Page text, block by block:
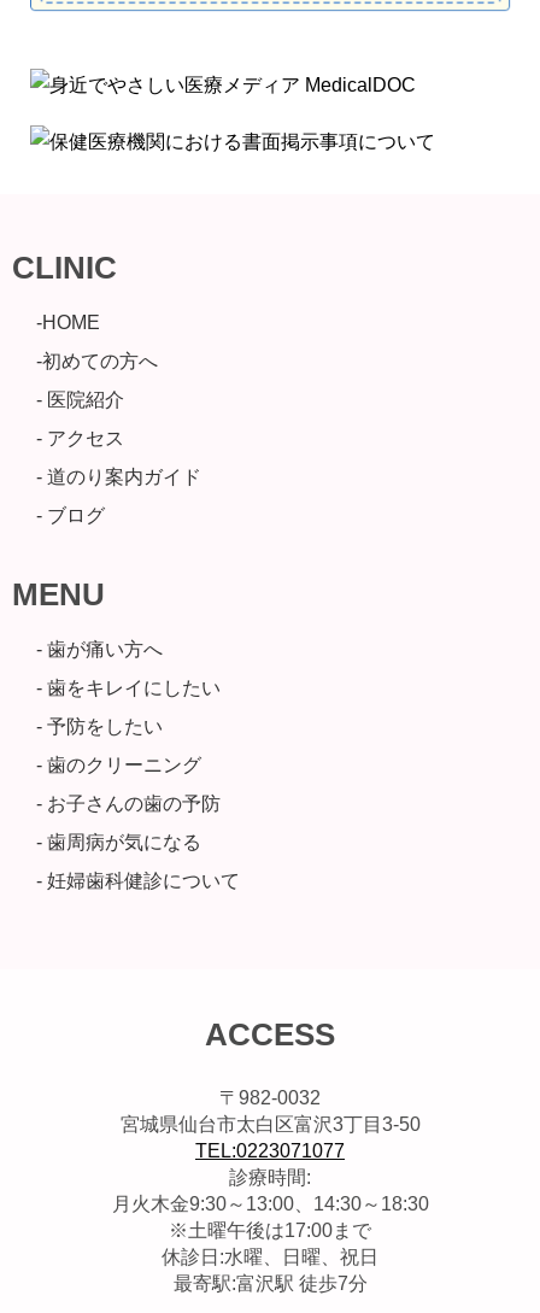
CLINIC
-HOME
-初めての方へ
- 医院紹介
- アクセス
- 道のり案内ガイド
- ブログ
MENU
- 歯が痛い方へ
- 歯をキレイにしたい
- 予防をしたい
- 歯のクリーニング
- お子さんの歯の予防
- 歯周病が気になる
- 妊婦歯科健診について
ACCESS
〒982-0032
宮城県仙台市太白区富沢3丁目3-50
TEL:0223071077
診療時間:
月火木金9:30～13:00、14:30～18:30
※土曜午後は17:00まで
休診日:水曜、日曜、祝日
最寄駅:富沢駅 徒歩7分